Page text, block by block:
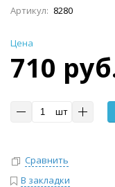
Артикул: 8280
Цена
710
шт
Сравнить
В закладки